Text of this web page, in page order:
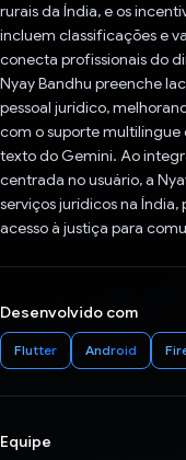
rurais da Índia, e os
incluem classificações e
conecta profissionais do
Nyay Bandhu preenche
pessoal jurídico,
com o suporte multilíngue
texto do Gemini. Ao
centrada no usuário, a
serviços jurídicos na
acesso à justiça para
Desenvolvido com
Flutter Android
Equipe